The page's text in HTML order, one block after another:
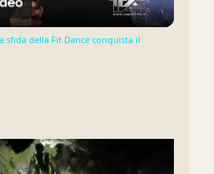
Video
sfida della Fit Dance conquista il